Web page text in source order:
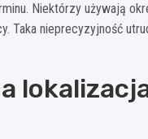
Niektórzy używają
Taka nieprecyzyjność